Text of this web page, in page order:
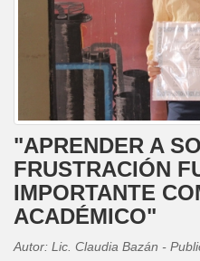
"APRENDER A
FRUSTRACIÓN
IMPORTANTE
ACADÉMICO"
Autor: Lic. Claudia Bazán -